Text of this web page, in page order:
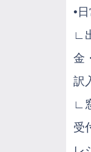
•
∟
金
訳
∟
受